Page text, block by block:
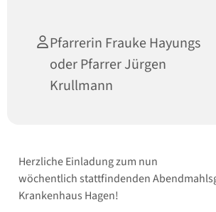
Pfarrerin Frauke Hayungs
oder Pfarrer Jürgen
Krullmann
Herzliche Einladung zum nun
wöchentlich stattfindenden
Krankenhaus Hagen!